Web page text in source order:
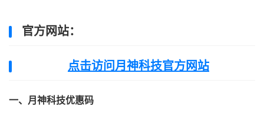
官方网站：
点击访问月神科技官方网站
一、月神科技优惠码